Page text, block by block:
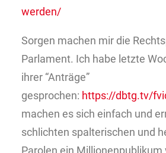
werden/
Sorgen machen mir die
Parlament. Ich habe letzte
ihrer “Anträge”
gesprochen: https://dbtg.tv/
machen es sich einfach und
schlichten spalterischen und
Parolen ein Millionenpublikum